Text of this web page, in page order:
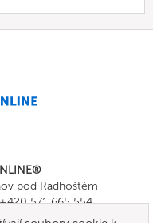
pod Radhoštěm
571 665 554